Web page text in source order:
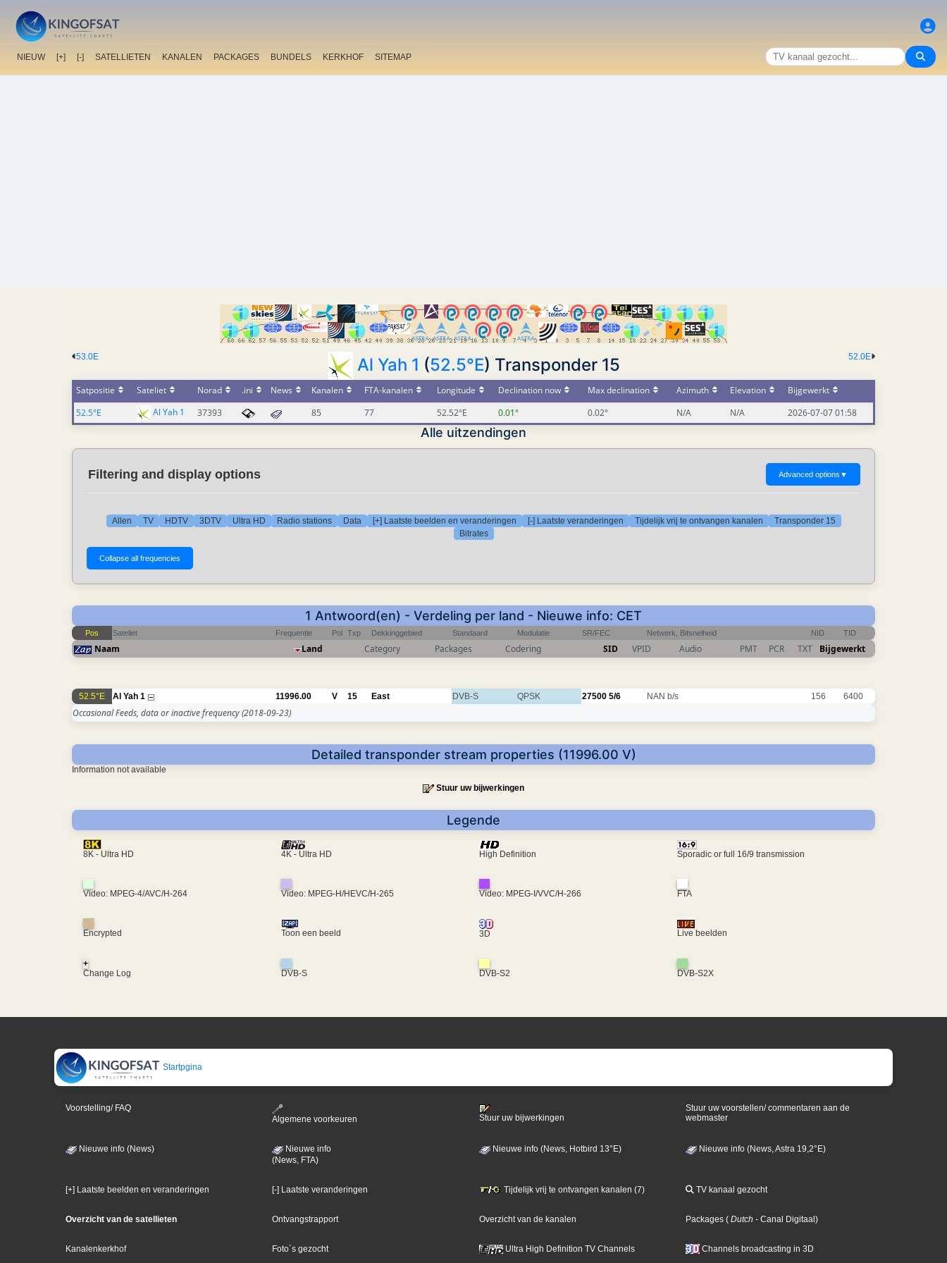
NIEUW [+] [-] SATELLIETEN KANALEN PACKAGES BUNDELS KERKHOF SITEMAP
52.0E
53.0E Al Yah 1 (52.5°E) Transponder 15
Satpositie Sateliet Norad .ini News Kanalen FTA-kanalen Longitude Declination now Max declination Azimuth Elevation
Bijgewerkt
52.5°E
Al Yah 1 37393 85 77 52.52°E 0.01° 0.02° N/A N/A 2026-07-07 01:58
Alle uitzendingen
Filtering and display options Advanced options ▼
Allen TV HDTV 3DTV Ultra HD Radio stations Data [+] Laatste beelden en veranderingen [-] Laatste veranderingen Tijdelijk vrij te ontvangen kanalen
Transponder 15
Bitrates
1 Antwoord(en) - Verdeling per land - Nieuwe info: CET
Pos Sateliet Frequentie Pol Txp Dekkinggebied Standaard Modulatie SR/FEC Netwerk, Bitsnelheid NID TID
Naam Land Category Packages Codering SID VPID Audio PMT PCR TXT Bijgewerkt
52.5°E Al Yah 1 11996.00 V 15 East DVB-S QPSK 27500 5/6 NAN b/s 156 6400
Occasional Feeds, data or inactive frequency(2018-09-23)
Detailed transponder stream properties (11996.00 V)
Information not available
Stuur uw bijwerkingen
Legende
8K - Ultra HD 4K - Ultra HD High Definition Sporadic or full 16/9 transmission
Video: MPEG-4/AVC/H-264 Video: MPEG-H/HEVC/H-265 Video: MPEG-I/VVC/H-266 FTA
Encrypted Toon een beeld 3D Live beelden
+
Change Log
DVB-S DVB-S2 DVB-S2X
Startpgina
Voorstelling/ FAQ
Algemene voorkeuren
Stuur uw bijwerkingen
Stuur uw voorstellen/ commentaren aan de
webmaster
Nieuwe info (News)
Nieuwe info
(News, FTA)
Nieuwe info (News, Hotbird 13°E) Nieuwe info (News, Astra 19,2°E)
[+] Laatste beelden en veranderingen [-] Laatste veranderingen Tijdelijk vrij te ontvangen kanalen (7) TV kanaal gezocht
Overzicht van de satellieten Ontvangstrapport Overzicht van de kanalen Packages ( Dutch - Canal Digitaal)
Kanalenkerkhof Foto´s gezocht Ultra High Definition TV Channels Channels broadcasting in 3D